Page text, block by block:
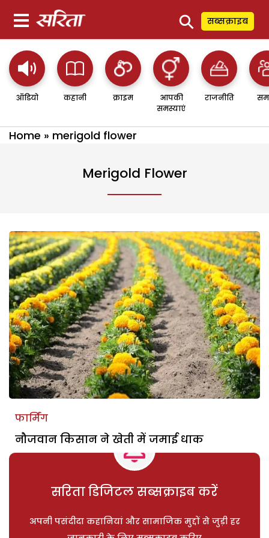
⚲ सब्सक्राइब
ऑडियो कहानी क्राइम
आपकी
समस्याएं
राजनीति
Home » merigold flower
Merigold Flower
फार्मिंग
नौजवान किसान ने खेती में जमाई धाक
सरिता डिजिटल सब्सक्राइब करें
अपनी पसंदीदा कहानियां और सामाजिक मुद्दों से जुड़ी हर